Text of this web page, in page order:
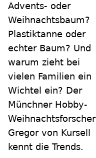
Advents- oder
Weihnachtsbaum?
Plastiktanne oder
echter Baum? Und
warum zieht bei
vielen Familien ein
Wichtel ein? Der
Münchner Hobby-
Weihnachtsforscher
Gregor von Kursell
kennt die Trends.